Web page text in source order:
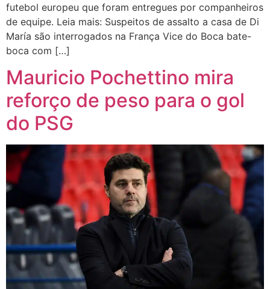
futebol europeu que foram entregues por companheiros
de equipe. Leia mais: Suspeitos de assalto a casa de Di
María são interrogados na França Vice do Boca bate-
boca com […]
Mauricio Pochettino mira
reforço de peso para o gol
do PSG